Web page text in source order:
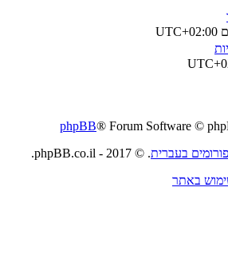
UTC+02:00
phpBB® Forum Software ©
. © 2017 - phpBB.co.il.
באתר